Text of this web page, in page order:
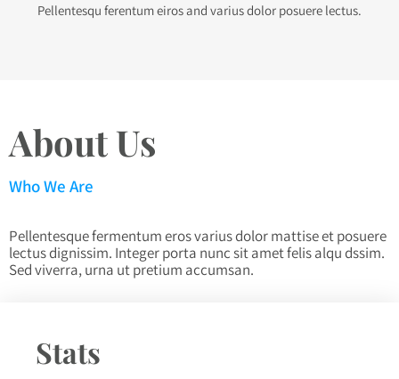
Pellentesqu ferentum eiros and varius dolor posuere lectus.
About Us
Who We Are
Pellentesque fermentum eros varius dolor mattise et posuere
lectus dignissim. Integer porta nunc sit amet felis alqu dssim.
Sed viverra, urna ut pretium accumsan.
Stats